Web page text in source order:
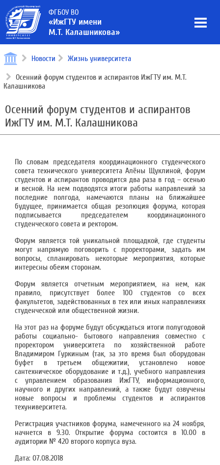
ФГБОУ ВО
«ИжГТУ имени
М.Т. Калашникова»
Новости Жизнь университета
Осенний форум студентов и аспирантов ИжГТУ им. М.Т.
Калашникова
Осенний форум студентов и аспирантов
ИжГТУ им. М.Т. Калашникова
По словам председателя координационного студенческого
совета технического университета Алёны Щуклиной, форум
студентов и аспирантов проводится два раза в год – осенью
и весной. На нем подводятся итоги работы направлений за
последние полгода, намечаются планы на ближайшее
будущее, принимается общая резолюция форума, которая
подписывается председателем координационного
студенческого совета и ректором.
Форум является той уникальной площадкой, где студенты
могут напрямую поговорить с проректорами, задать им
вопросы, спланировать некоторые мероприятия, которые
интересны обеим сторонам.
Форум является отчетным мероприятием, на нем, как
правило, присутствует более 100 студентов со всех
факультетов, задействованных в тех или иных направлениях
студенческой или общественной жизни.
На этот раз на форуме будут обсуждаться итоги полугодовой
работы социально- бытового направления совместно с
проректором университета по хозяйственной работе
Владимиром Гуркиным (так, за это время был оборудован
буфет в третьем общежитии, установлено новое
сантехническое оборудование и т.д.), учебного направления
с управлением образования ИжГТУ, информационного,
научного и других направлений, а также будут озвучены
новые вопросы и проблемы студентов и аспирантов
техуниверситета.
Регистрация участников форума, намеченного на 24 ноября,
начнется в 9.30. Открытие форума состоится в 10.00 в
аудитории № 420 второго корпуса вуза.
Дата: 07.08.2018